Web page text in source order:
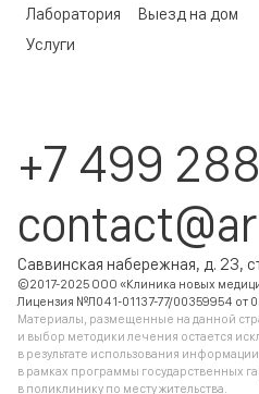
Лаборатория
Услуги
Выезд на дом
+7 499
Саввинская набережная, д. 23,
©2017-2025 ООО «Клиника новых
Лицензия №Л041-01137-77/00359954 от
Материалы, размещенные на данной
и выбор методики лечения остается
в результате использования
в рамках программы государственных
в поликлинику по месту жительства.